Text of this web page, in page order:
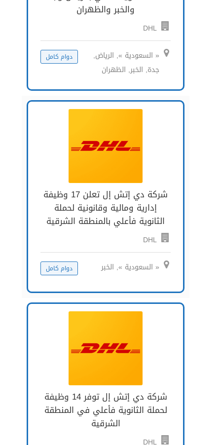
والخبر والظهران
DHL
« السعودية », الرياض,
جدة, الخبر, الظهران
دوام كامل
شركة دي إتش إل تعلن 17 وظيفة
إدارية ومالية وقانونية لحملة
الثانوية فأعلي بالمنطقة الشرقية
DHL
« السعودية », الخبر دوام كامل
شركة دي إتش إل توفر 14 وظيفة
لحملة الثانوية فأعلي في المنطقة
الشرقية
DHL